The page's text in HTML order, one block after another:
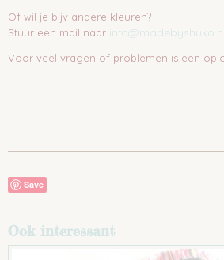
Of wil je bijv andere kleuren?
Stuur een mail naar info@madebyshuko.nl
Voor veel vragen of problemen is een
Save
Ook interessant